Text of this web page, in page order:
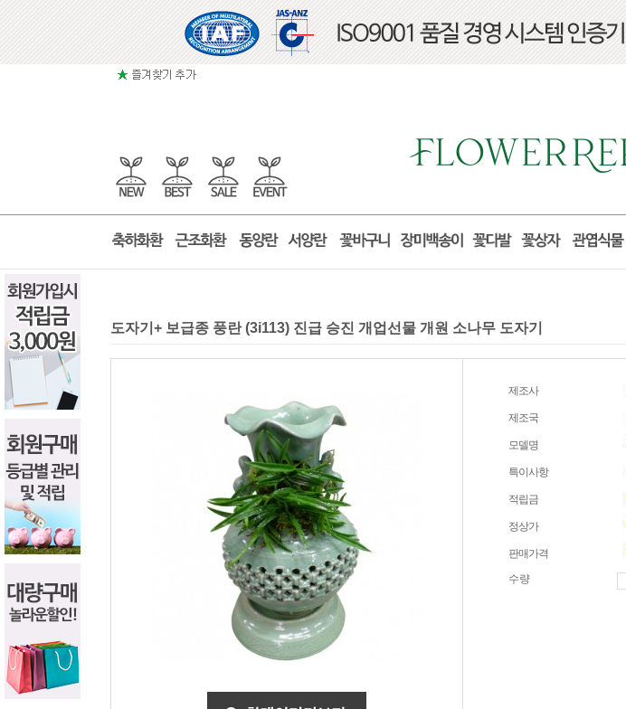
도자기+ 보급종 풍란 (3i113) 진급 승진 개업선물 개원 소나무 도자기
제조사
제조국
모델명
특이사항
적립금
정상가
판매가격
수량